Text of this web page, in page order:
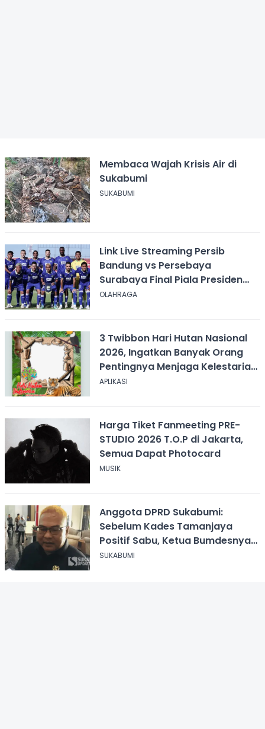
Membaca Wajah Krisis Air di
Sukabumi
SUKABUMI
Link Live Streaming Persib
Bandung vs Persebaya
Surabaya Final Piala Presiden
2026, Kick-off Pukul 20.00 WIB
OLAHRAGA
3 Twibbon Hari Hutan Nasional
2026, Ingatkan Banyak Orang
Pentingnya Menjaga Kelestarian
Hutan
APLIKASI
Harga Tiket Fanmeeting PRE-
STUDIO 2026 T.O.P di Jakarta,
Semua Dapat Photocard
MUSIK
Anggota DPRD Sukabumi:
Sebelum Kades Tamanjaya
Positif Sabu, Ketua Bumdesnya
Juga Terjerat Dugaan Narkoba
SUKABUMI